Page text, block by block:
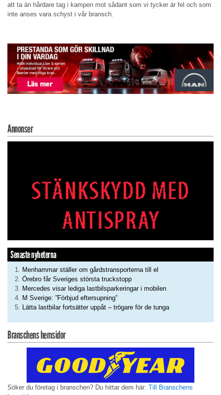
att ta än hårdare tag i kampen mot sådant som vi tycker är fel och som
inte anses vara schyst i vår bransch.
Annonser
Senaste nyheterna
Menhammar ställer om gårdstransporterna till el
Örebro får Sveriges största truckstopp
Mercedes visar lediga lastbilsparkeringar i mobilen
M Sverige: ”Förbjud eftersupning”
Lätta lastbilar fortsätter uppåt – trögare för de tunga
Branschens hemsidor
Söker du företag i branschen? Du hittar dem här: Till Branschens